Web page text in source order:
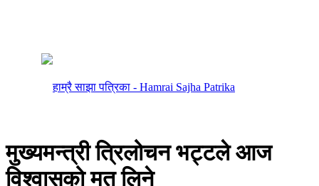
मुख्यमन्त्री त्रिलोचन भट्टले आज
विश्वासको मत लिने